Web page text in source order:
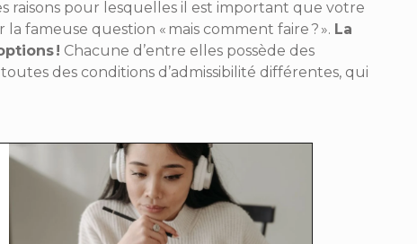
raisons pour lesquelles il est important que votre
fameuse question « mais comment faire ? ». La
! Chacune d’entre elles possède des
des conditions d’admissibilité différentes, qui